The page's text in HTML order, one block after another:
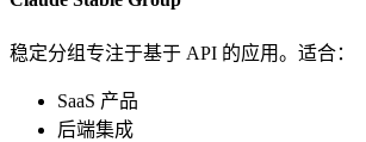
稳定分组专注于基于 API 的应用。适合：
SaaS 产品
后端集成